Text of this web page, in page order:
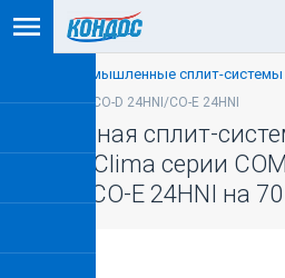
Полупромышленные сплит-системы
Код товара: CO-D 24HNI/CO-E 24HNI
Канальная сплит-
ROYAL Clima серии
24HNI/CO-E 24HNI на